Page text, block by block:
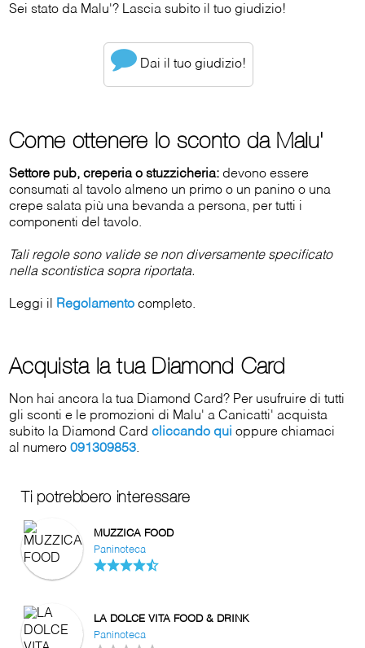
Sei stato da Malu'? Lascia subito il tuo giudizio!
Dai il tuo giudizio!
Come ottenere lo sconto da Malu'
Settore pub, creperia o stuzzicheria: devono essere
consumati al tavolo almeno un primo o un panino o una
crepe salata più una bevanda a persona, per tutti i
componenti del tavolo.
Tali regole sono valide se non diversamente specificato
nella scontistica sopra riportata.
Leggi il Regolamento completo.
Acquista la tua Diamond Card
Non hai ancora la tua Diamond Card? Per usufruire di tutti
gli sconti e le promozioni di Malu' a Canicatti' acquista
subito la Diamond Cardcliccando qui oppure chiamaci
al numero091309853.
Ti potrebbero interessare
MUZZICA FOOD
Paninoteca
LA DOLCE VITA FOOD & DRINK
Paninoteca